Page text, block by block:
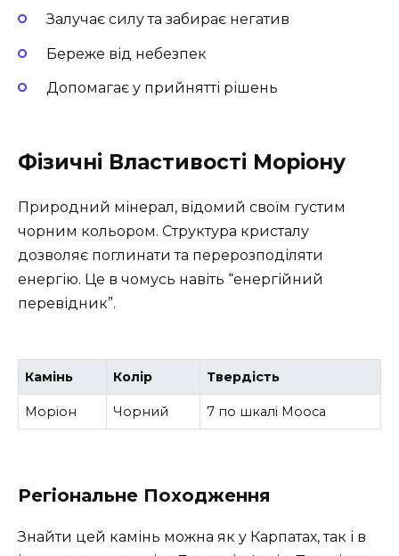
Залучає силу та забирає негатив
Береже від небезпек
Допомагає у прийнятті рішень
Фізичні Властивості Моріону
Природний мінерал, відомий своїм густим
чорним кольором. Структура кристалу
дозволяє поглинати та перерозподіляти
енергію. Це в чомусь навіть “енергійний
перевідник”.
Камінь Колір Твердість
Моріон Чорний 7 по шкалі Мооса
Регіональне Походження
Знайти цей камінь можна як у Карпатах, так і в